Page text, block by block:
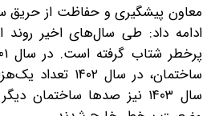
معاون پیشگیری و حفاظت از حریق
ادامه داد: طی سال‌های اخیر
سال ۱۴۰۳ نیز صدها ساختمان